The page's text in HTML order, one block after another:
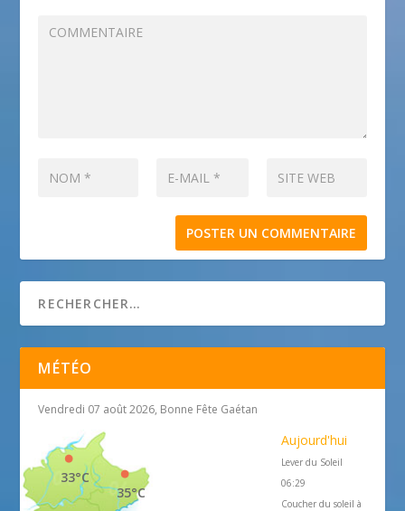
MÉTÉO
Vendredi 07 août 2026, Bonne Fête Gaétan
35°C
33°C
Aujourd'hui
Lever du Soleil
06:29
Coucher du soleil à